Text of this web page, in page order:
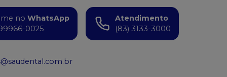
no WhatsApp
0025
Atendimento
(83) 3133-3000